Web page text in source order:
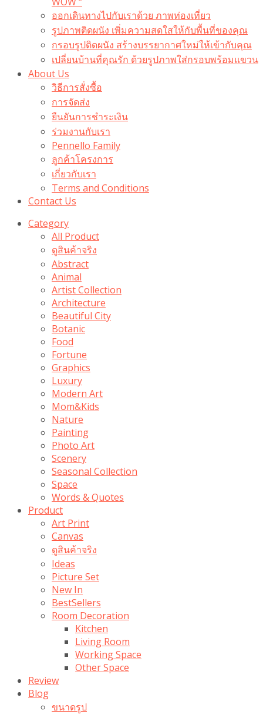
ออกเดินทางไปกับเราด้วย ภาพท่องเที่ยว
รูปภาพติดผนัง เพิ่มความสดใสให้กับพื้นที่ของคุณ
กรอบรูปติดผนัง สร้างบรรยากาศใหม่ให้เข้ากับคุณ
เปลี่ยนบ้านที่คุณรัก ด้วยรูปภาพใส่กรอบพร้อมแขวน​
About Us
วิธีการสั่งซื้อ
การจัดส่ง
ยืนยันการชำระเงิน
ร่วมงานกับเรา
Pennello Family
ลูกค้าโครงการ
เกี่ยวกับเรา
Terms and Conditions
Contact Us
Category
All Product
ดูสินค้าจริง
Abstract
Animal
Artist Collection
Architecture
Beautiful City
Botanic
Food
Fortune
Graphics
Luxury
Modern Art
Mom&Kids
Nature
Painting
Photo Art
Scenery
Seasonal Collection
Space
Words & Quotes
Product
Art Print
Canvas
ดูสินค้าจริง
Ideas
Picture Set
New In
BestSellers
Room Decoration
Kitchen
Living Room
Working Space
Other Space
Review
Blog
ขนาดรูป